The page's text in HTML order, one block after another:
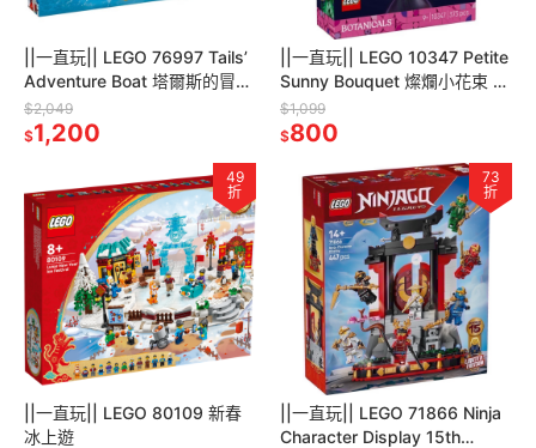
||一直玩|| LEGO 76997 Tails’
Adventure Boat 塔爾斯的冒險
船
$2,049
$1,200
||一直玩|| LEGO 10347 Petite
Sunny Bouquet 燦爛小花束 母
親節
$1,099
$800
49
折
||一直玩|| LEGO 80109 新春
冰上遊
73
折
||一直玩|| LEGO 71866 Ninja
Character Display 15th